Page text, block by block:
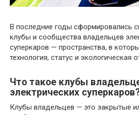
В последние годы сформировались
клубы и сообщества владельцев
суперкаров — пространства, в
технология, статус и экологическая
Что такое клубы
электрических
Клубы владельцев — это закрытые